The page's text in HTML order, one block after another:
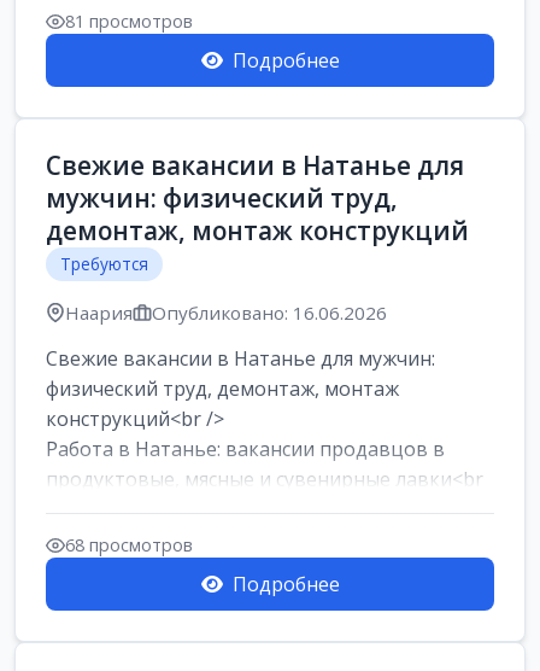
81 просмотров
Подробнее
Свежие вакансии в Натанье для
мужчин: физический труд,
демонтаж, монтаж конструкций
Требуются
Наария Опубликовано: 16.06.2026
Свежие вакансии в Натанье для мужчин:
физический труд, демонтаж, монтаж
конструкций<br />
Работа в Натанье: вакансии продавцов в
продуктовые, мясные и сувенирные лавки<br
/>
Разнорабочий на сборку м...
68 просмотров
Подробнее